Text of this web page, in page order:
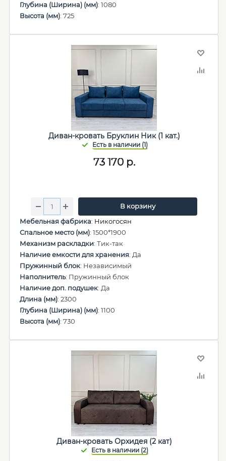
Глубина (Ширина) (мм): 1080
Высота (мм): 725
Диван-кровать Бруклин Ник (1 кат.)
73 170р.
В корзину
Мебельная фабрика: Никогосян
Спальное место (мм): 1500*1900
Механизм раскладки: Тик-так
Наличие емкости для хранения: Да
Пружинный блок: Независимый
Наполнитель: Пружинный блок
Наличие доп. подушек: Да
Длина (мм): 2300
Глубина (Ширина) (мм): 1100
Высота (мм): 730
Диван-кровать Орхидея (2 кат)